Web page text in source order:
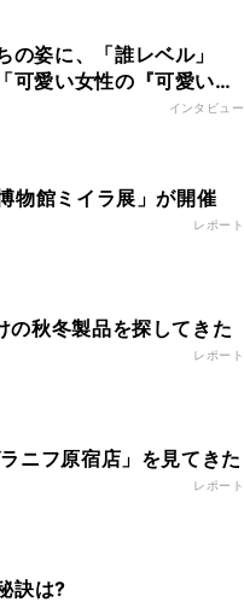
の姿に、「誰レベル」
可愛い女性の『可愛い理
インタビュー
物館ミイラ展」が開催
レポート
の秋冬製品を探してきた
レポート
ニフ原宿店」を見てきた
レポート
訣は?